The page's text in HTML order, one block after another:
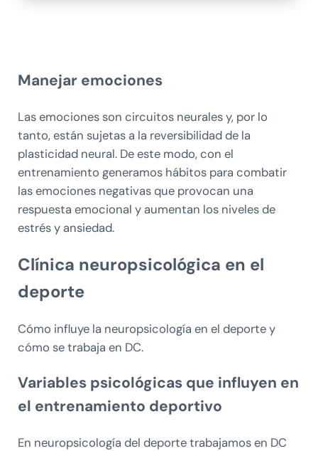
Manejar emociones
Las emociones son circuitos neurales y, por lo
tanto, están sujetas a la reversibilidad de la
plasticidad neural. De este modo, con el
entrenamiento generamos hábitos para combatir
las emociones negativas que provocan una
respuesta emocional y aumentan los niveles de
estrés y ansiedad.
Clínica neuropsicológica en el
deporte
Cómo influye la neuropsicología en el deporte y
cómo se trabaja en DC.
Variables psicológicas que influyen en
el entrenamiento deportivo
En neuropsicología del deporte trabajamos en DC